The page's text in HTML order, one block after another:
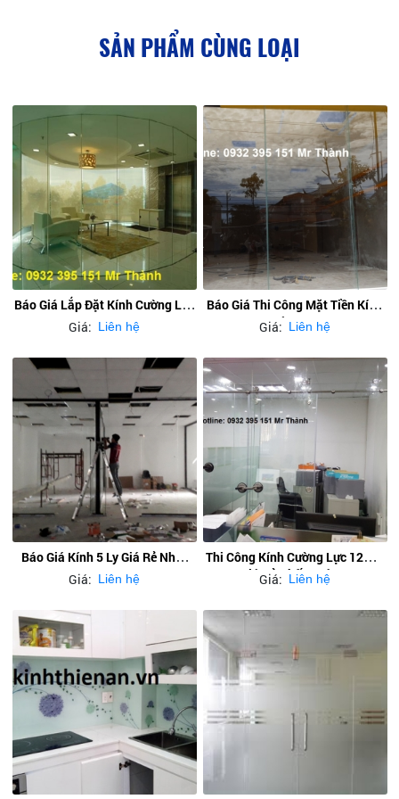
SẢN PHẨM CÙNG LOẠI
Báo Giá Lắp Đặt Kính Cường Lực
Hcm
Giá: Liên hệ
Báo Giá Thi Công Mặt Tiền Kính
Cường Lực
Giá: Liên hệ
Báo Giá Kính 5 Ly Giá Rẻ Nhất
Hcm
Giá: Liên hệ
Thi Công Kính Cường Lực 12mm
Giá Rẻ Nhất Quận 2
Giá: Liên hệ